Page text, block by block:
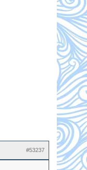
#53237